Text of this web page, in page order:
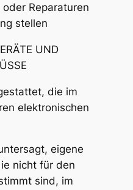
Reparaturen
stellen
UND
die im
elektronischen
eigene
nicht für den
sind, im